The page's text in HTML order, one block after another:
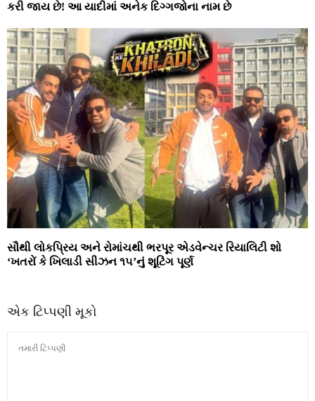
કરી જાય છે! આ યાદીમાં અનેક દિગ્ગજોના નામ છે
સૌથી લોકપ્રિય અને રોમાંચથી ભરપૂર એડવેન્ચર રિયાલિટી શો
‘ખતરોં કે ખિલાડી સીઝન ૧૫’નું શૂટિંગ પૂર્ણ
એક ટિપ્પણી મૂકો